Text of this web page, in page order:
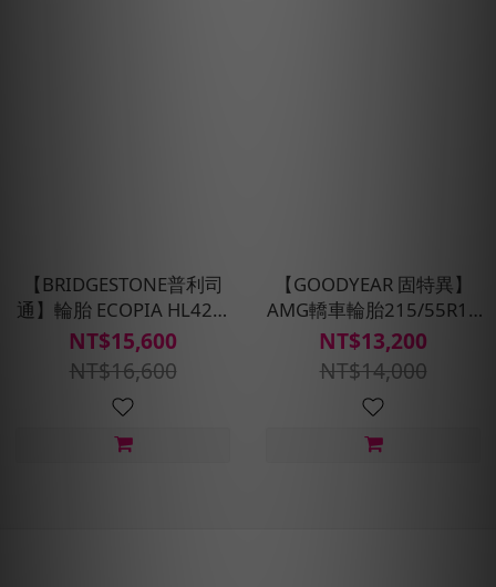
【BRIDGESTONE普利司
通】輪胎 ECOPIA HL422-
225/65R17_四入組(含安裝
定位平衡)
NT$15,600
NT$16,600
【GOODYEAR 固特異】
AMG轎車輪胎215/55R17
四入組(濕抓耐用雙重保護)
含安裝定位平衡
NT$13,200
NT$14,000